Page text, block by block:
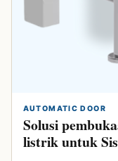
AUTOMATIC DOOR
Solusi
listrik untuk